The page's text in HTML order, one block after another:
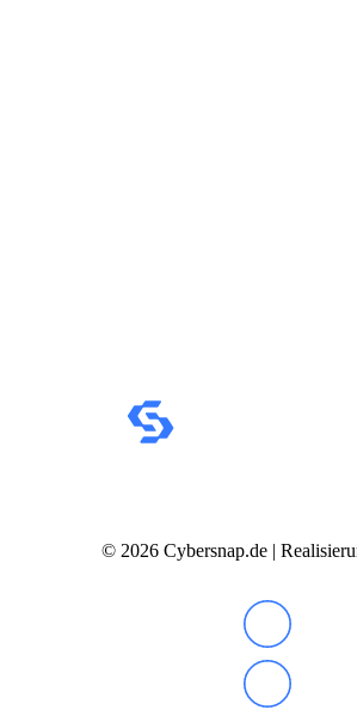
© 2026Cybersnap.de |